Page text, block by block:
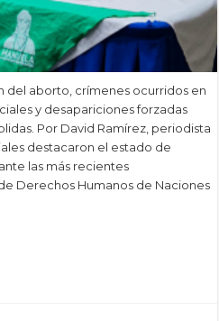
del aborto, crímenes ocurridos en
y desapariciones forzadas
Por David Ramírez, periodista
destacaron el estado de
las más recientes
Derechos Humanos de Naciones